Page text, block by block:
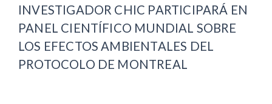
INVESTIGADOR CHIC PARTICIPARÁ EN
PANEL CIENTÍFICO MUNDIAL SOBRE
LOS EFECTOS AMBIENTALES DEL
PROTOCOLO DE MONTREAL